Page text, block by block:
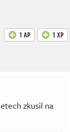
1 AP 1 XP
zkusil na